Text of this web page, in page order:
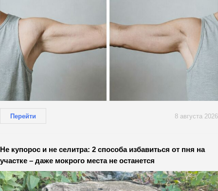
Перейти 8 августа 2026
Не купорос и не селитра: 2 способа избавиться от пня на
участке – даже мокрого места не останется